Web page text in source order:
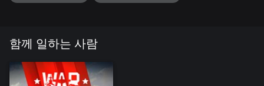
함께 일하는 사람